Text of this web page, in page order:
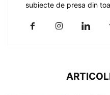
subiecte de presa din